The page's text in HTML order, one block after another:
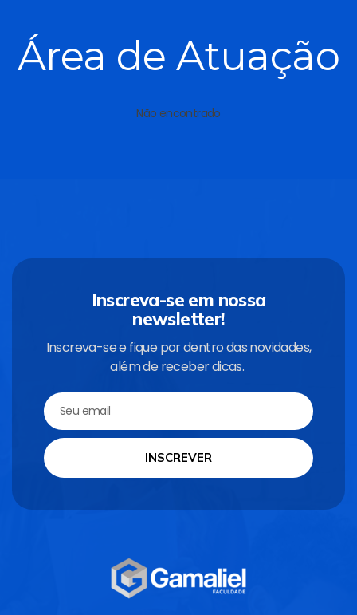
Área de Atuação
Não encontrado
Inscreva-se em nossa
newsletter!
Inscreva-se e fique por dentro das novidades,
além de receber dicas.
INSCREVER